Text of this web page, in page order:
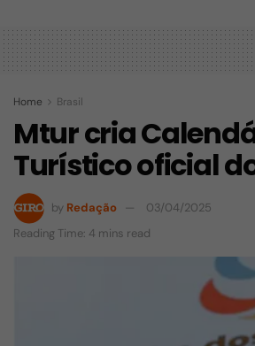
Home Brasil
Mtur cria
Turístico oficial
by Redação
03/04/2025
Reading Time: 4 mins read